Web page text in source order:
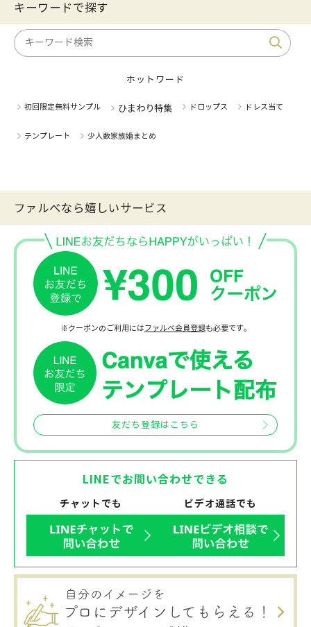
キーワードで探す
ホットワード
初回限定無料サンプル ひまわり特集 ドロップス ドレス当て
テンプレート 少人数家族婚まとめ
ファルべなら嬉しいサービス
※クーポンのご利用にはファルベ会員登録も必要です。
友だち登録はこちら
LINEでお問い合わせできる
チャットでも ビデオ通話でも